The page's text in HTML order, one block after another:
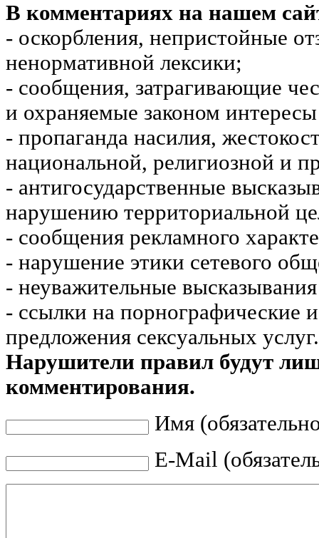
В комментариях на нашем
- оскорбления, непристойные
ненормативной лексики;
- сообщения, затрагивающие
и охраняемые законом
- пропаганда насилия,
национальной, религиозной и
- антигосударственные
нарушению территориальной
- сообщения рекламного
- нарушение этики сетевого
- неуважительные
- ссылки на порнографические
предложения сексуальных услуг.
Нарушители правил будут
комментирования.
Имя
E-Mail